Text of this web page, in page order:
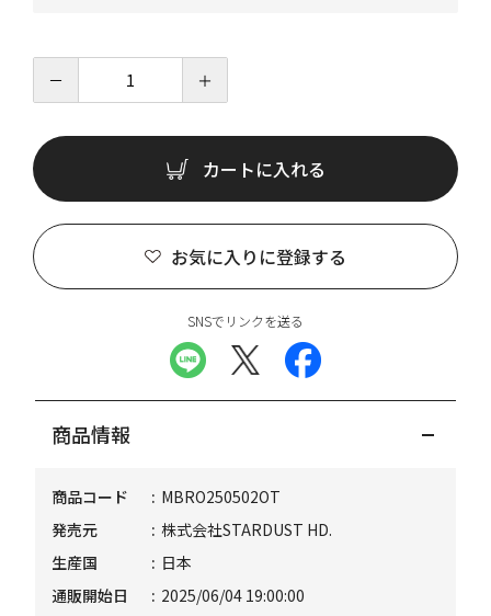
－ ＋
カートに入れる
お気に入りに登録する
SNSでリンクを送る
商品情報
商品コード
MBRO250502OT
発売元
株式会社STARDUST HD.
生産国
日本
通販開始日
2025/06/04 19:00:00